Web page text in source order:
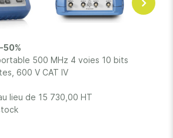
50%
500 MHz 4 voies 10 bits
600 V CAT IV
lieu de 15 730,00 HT